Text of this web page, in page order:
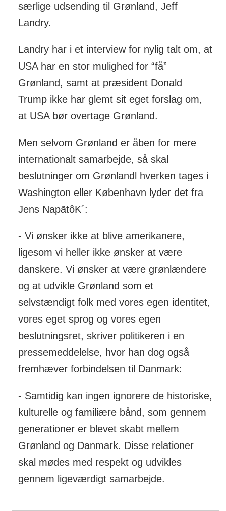
særlige udsending til Grønland, Jeff
Landry.
Landry har i et interview for nylig talt om, at
USA har en stor mulighed for “få”
Grønland, samt at præsident Donald
Trump ikke har glemt sit eget forslag om,
at USA bør overtage Grønland.
Men selvom Grønland er åben for mere
internationalt samarbejde, så skal
beslutninger om Grønlandl hverken tages i
Washington eller København lyder det fra
Jens NapãtôK´:
- Vi ønsker ikke at blive amerikanere,
ligesom vi heller ikke ønsker at være
danskere. Vi ønsker at være grønlændere
og at udvikle Grønland som et
selvstændigt folk med vores egen identitet,
vores eget sprog og vores egen
beslutningsret, skriver politikeren i en
pressemeddelelse, hvor han dog også
fremhæver forbindelsen til Danmark:
- Samtidig kan ingen ignorere de historiske,
kulturelle og familiære bånd, som gennem
generationer er blevet skabt mellem
Grønland og Danmark. Disse relationer
skal mødes med respekt og udvikles
gennem ligeværdigt samarbejde.